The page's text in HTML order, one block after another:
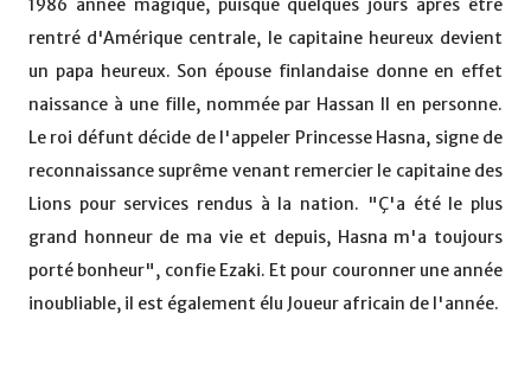
1986 année magique, puisque quelques jours après être
rentré d'Amérique centrale, le capitaine heureux devient
un papa heureux. Son épouse finlandaise donne en effet
naissance à une fille, nommée par Hassan II en personne.
Le roi défunt décide de l'appeler Princesse Hasna, signe de
reconnaissance suprême venant remercier le capitaine des
Lions pour services rendus à la nation. "Ç'a été le plus
grand honneur de ma vie et depuis, Hasna m'a toujours
porté bonheur", confie Ezaki. Et pour couronner une année
inoubliable, il est également élu Joueur africain de l'année.